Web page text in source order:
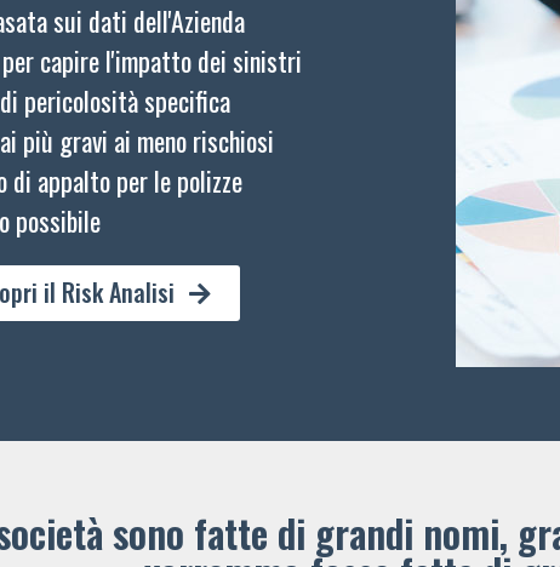
sui dati dell'Azienda
capire l'impatto dei sinistri
pericolosità specifica
più gravi ai meno rischiosi
di appalto per le polizze
possibile
il Risk Analisi
sono fatte di grandi nomi,